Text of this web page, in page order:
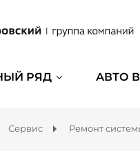
РЯД АВТО
Сервис Ремонт